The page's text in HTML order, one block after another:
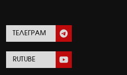
ТЕЛЕГРАМ
RUTUBE